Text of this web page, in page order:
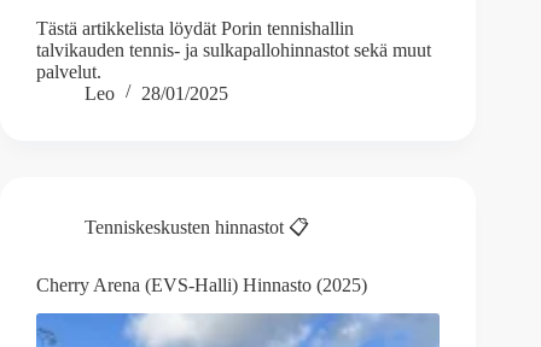
Tästä artikkelista löydät Porin tennishallin
talvikauden tennis- ja sulkapallohinnastot sekä muut
palvelut.
Leo
28/01/2025
Tenniskeskusten hinnastot 📋
Cherry Arena (EVS-Halli) Hinnasto (2025)